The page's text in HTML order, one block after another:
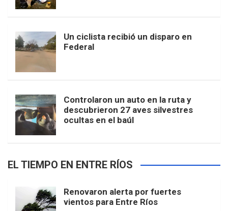
Un ciclista recibió un disparo en
Federal
Controlaron un auto en la ruta y
descubrieron 27 aves silvestres
ocultas en el baúl
EL TIEMPO EN ENTRE RÍOS
Renovaron alerta por fuertes
vientos para Entre Ríos